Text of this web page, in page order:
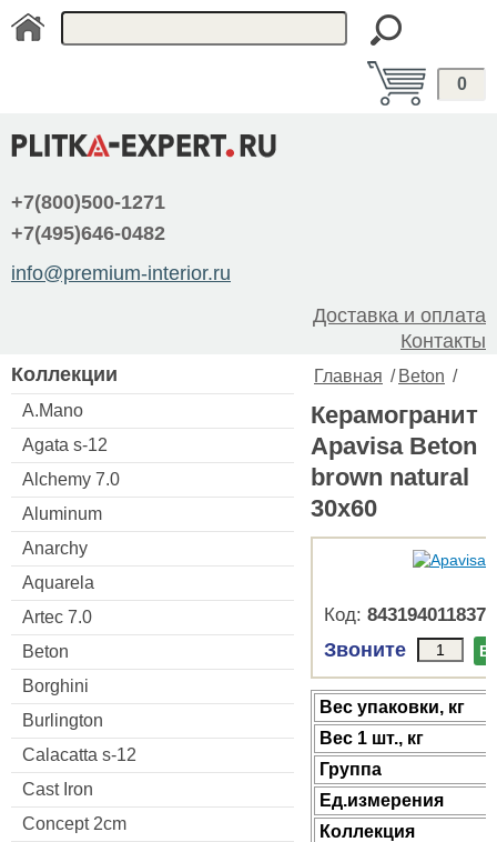
0
+7(800)500-1271
+7(495)646-0482
info@premium-interior.ru
Доставка и оплата
Контакты
Коллекции
A.Mano
Agata s-12
Alchemy 7.0
Aluminum
Anarchy
Aquarela
Artec 7.0
Beton
Borghini
Burlington
Calacatta s-12
Cast Iron
Concept 2cm
Главная / Beton /
Керамогранит
Apavisa Beton
brown natural
30x60
Код: 8431940118371
Звоните В
Веc упаковки, кг
Вес 1 шт., кг
Группа
Ед.измерения
Коллекция